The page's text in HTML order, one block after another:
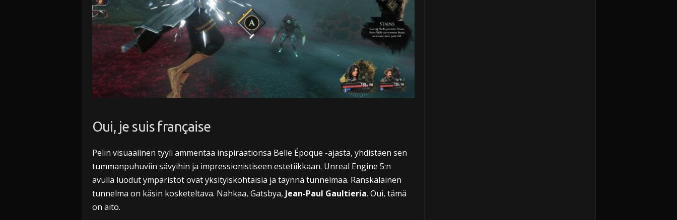
Oui, je suis française
Pelin visuaalinen tyyli ammentaa inspiraationsa Belle Époque -ajasta, yhdistäen sen
tummanpuhuviin sävyihin ja impressionistiseen estetiikkaan. Unreal Engine 5:n
avulla luodut ympäristöt ovat yksityiskohtaisia ja täynnä tunnelmaa. Ranskalainen
tunnelma on käsin kosketeltava. Nahkaa, Gatsbya, Jean-Paul Gaultieria. Oui, tämä
on aito.